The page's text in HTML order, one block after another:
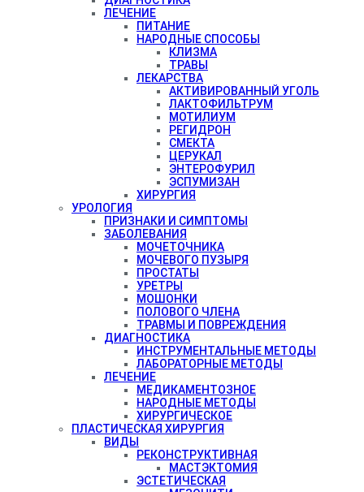
ЛЕЧЕНИЕ
ПИТАНИЕ
НАРОДНЫЕ СПОСОБЫ
КЛИЗМА
ТРАВЫ
ЛЕКАРСТВА
АКТИВИРОВАННЫЙ УГОЛЬ
ЛАКТОФИЛЬТРУМ
МОТИЛИУМ
РЕГИДРОН
СМЕКТА
ЦЕРУКАЛ
ЭНТЕРОФУРИЛ
ЭСПУМИЗАН
ХИРУРГИЯ
УРОЛОГИЯ
ПРИЗНАКИ И СИМПТОМЫ
ЗАБОЛЕВАНИЯ
МОЧЕТОЧНИКА
МОЧЕВОГО ПУЗЫРЯ
ПРОСТАТЫ
УРЕТРЫ
МОШОНКИ
ПОЛОВОГО ЧЛЕНА
ТРАВМЫ И ПОВРЕЖДЕНИЯ
ДИАГНОСТИКА
ИНСТРУМЕНТАЛЬНЫЕ МЕТОДЫ
ЛАБОРАТОРНЫЕ МЕТОДЫ
ЛЕЧЕНИЕ
МЕДИКАМЕНТОЗНОЕ
НАРОДНЫЕ МЕТОДЫ
ХИРУРГИЧЕСКОЕ
ПЛАСТИЧЕСКАЯ ХИРУРГИЯ
ВИДЫ
РЕКОНСТРУКТИВНАЯ
МАСТЭКТОМИЯ
ЭСТЕТИЧЕСКАЯ